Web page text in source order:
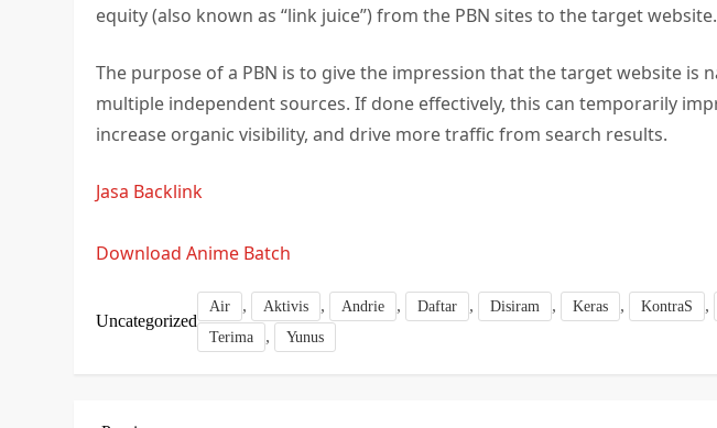
equity (also known as “link juice”) from the PBN sites to the target website.
The purpose of a PBN is to give the impression that the target website is
multiple independent sources. If done effectively, this can temporarily
increase organic visibility, and drive more traffic from search results.
Jasa Backlink
Download Anime Batch
Uncategorized
Air , Aktivis , Andrie , Daftar , Disiram , Keras , KontraS ,
Terima , Yunus